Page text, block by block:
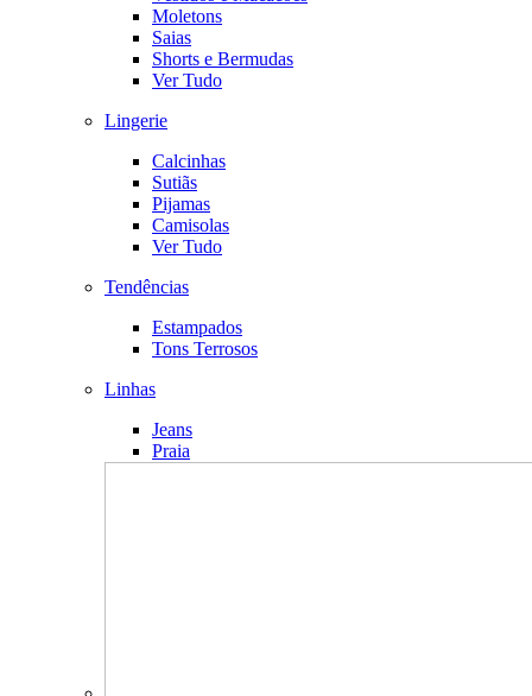
Moletons
Saias
Shorts e Bermudas
Ver Tudo
Lingerie
Calcinhas
Sutiãs
Pijamas
Camisolas
Ver Tudo
Tendências
Estampados
Tons Terrosos
Linhas
Jeans
Praia